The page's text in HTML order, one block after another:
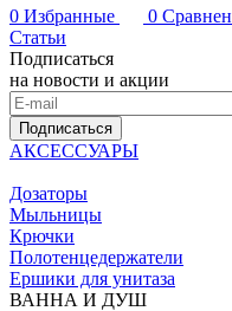
0 Избранные 0
Статьи
Подписаться
на новости и акции
Подписаться
АКСЕССУАРЫ
Дозаторы
Мыльницы
Крючки
Полотенцедержатели
Ершики для унитаза
ВАННА И ДУШ